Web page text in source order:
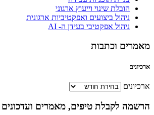
הובלת שינוי וייעוץ ארגוני
ניהול ביצועים ואפקטיביות ארגונית
ניהול אפקטיבי בעידן ה- AI
מאמרים וכתבות
ארכיונים
ארכיונים
הרשמה לקבלת טיפים, מאמרים ועדכונים